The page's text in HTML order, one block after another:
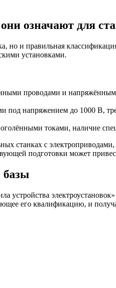
означают для
но и правильная
установками.
проводами и
под напряжением до 1000 В,
токами, наличие
станках с
подготовки может
базы
устройства
его квалификацию, и